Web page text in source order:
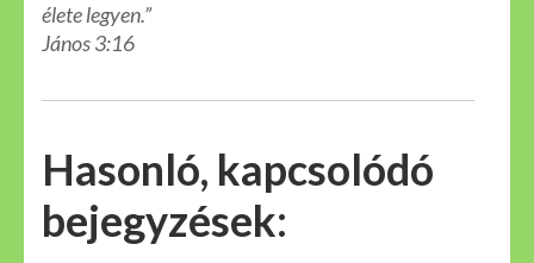
élete legyen.”
János 3:16
Hasonló, kapcsolódó
bejegyzések: